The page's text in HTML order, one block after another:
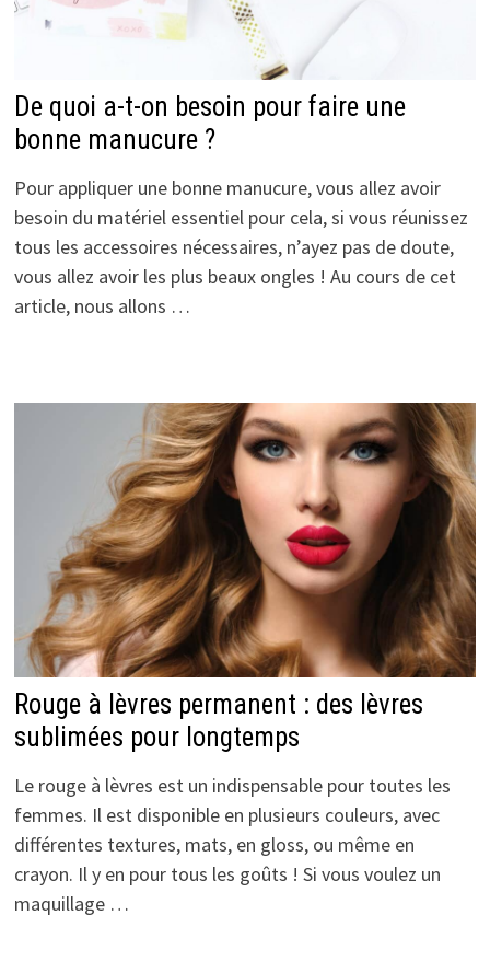
De quoi a-t-on besoin pour faire une
bonne manucure ?
Pour appliquer une bonne manucure, vous allez avoir
besoin du matériel essentiel pour cela, si vous réunissez
tous les accessoires nécessaires, n’ayez pas de doute,
vous allez avoir les plus beaux ongles ! Au cours de cet
article, nous allons …
Rouge à lèvres permanent : des lèvres
sublimées pour longtemps
Le rouge à lèvres est un indispensable pour toutes les
femmes. Il est disponible en plusieurs couleurs, avec
différentes textures, mats, en gloss, ou même en
crayon. Il y en pour tous les goûts ! Si vous voulez un
maquillage …